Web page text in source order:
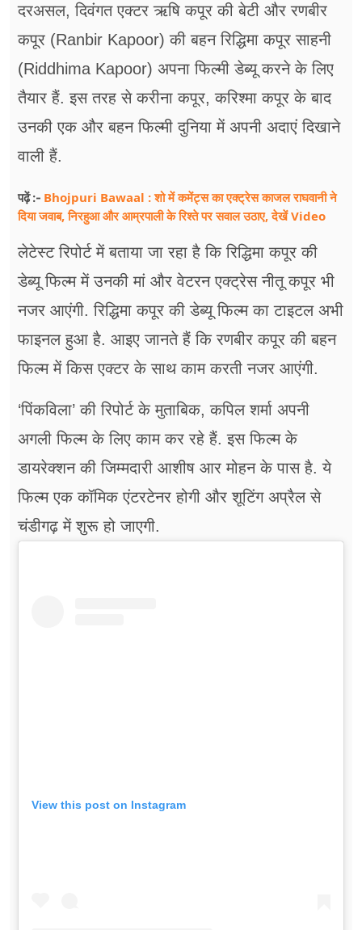
दरअसल, दिवंगत एक्टर ऋषि कपूर की बेटी और रणबीर
कपूर (Ranbir Kapoor) की बहन रिद्धिमा कपूर साहनी
(Riddhima Kapoor) अपना फिल्मी डेब्यू करने के लिए
तैयार हैं. इस तरह से करीना कपूर, करिश्मा कपूर के बाद
उनकी एक और बहन फिल्मी दुनिया में अपनी अदाएं दिखाने
वाली हैं.
पढ़ें :- Bhojpuri Bawaal : शो में कमेंट्स का एक्ट्रेस काजल राघवानी ने
दिया जवाब, निरहुआ और आम्रपाली के रिश्ते पर सवाल उठाए, देखें Video
लेटेस्ट रिपोर्ट में बताया जा रहा है कि रिद्धिमा कपूर की
डेब्यू फिल्म में उनकी मां और वेटरन एक्ट्रेस नीतू कपूर भी
नजर आएंगी. रिद्धिमा कपूर की डेब्यू फिल्म का टाइटल अभी
फाइनल हुआ है. आइए जानते हैं कि रणबीर कपूर की बहन
फिल्म में किस एक्टर के साथ काम करती नजर आएंगी.
‘पिंकविला’ की रिपोर्ट के मुताबिक, कपिल शर्मा अपनी
अगली फिल्म के लिए काम कर रहे हैं. इस फिल्म के
डायरेक्शन की जिम्मदारी आशीष आर मोहन के पास है. ये
फिल्म एक कॉमिक एंटरटेनर होगी और शूटिंग अप्रैल से
चंडीगढ़ में शुरू हो जाएगी.
View this post on Instagram